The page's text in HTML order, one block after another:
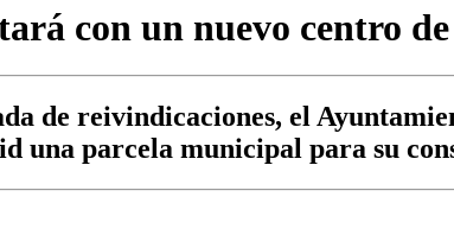
con un nuevo centro
de reivindicaciones, el
una parcela municipal para su